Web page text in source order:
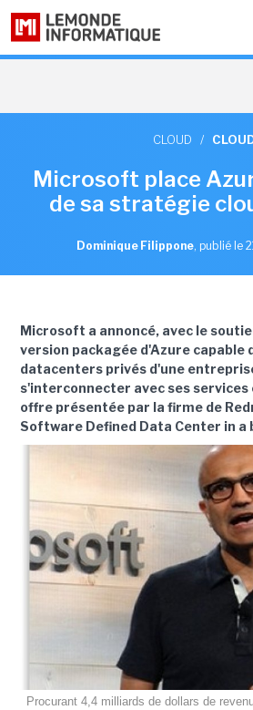
CLOUD /
Microsoft place
de sa stratégie
Dominique Filippone, publié le
Microsoft a annoncé, avec le
version packagée d'Azure capable
datacenters privés d'une
s'interconnecter avec ses services
offre présentée par la firme de
Software Defined Data Center in a
Procurant 4,4 milliards de dollars de